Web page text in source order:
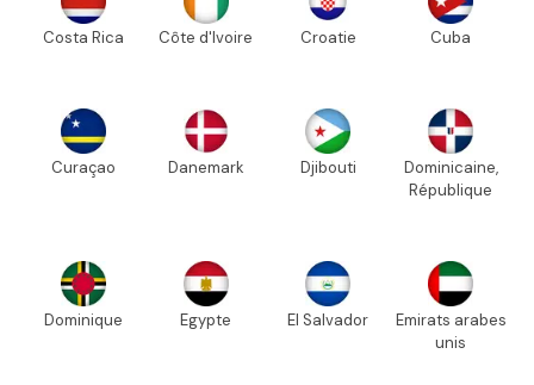
Costa Rica Côte d'Ivoire Croatie Cuba
Curaçao Danemark Djibouti
Dominicaine,
République
Dominique Egypte El Salvador
Emirats arabes
unis